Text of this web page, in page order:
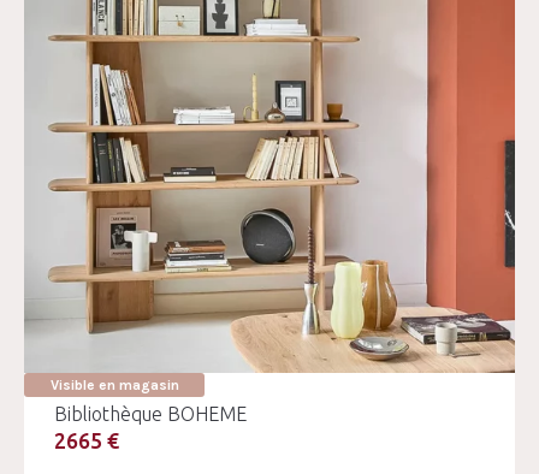
Visible en magasin
Bibliothèque BOHEME
2665 €